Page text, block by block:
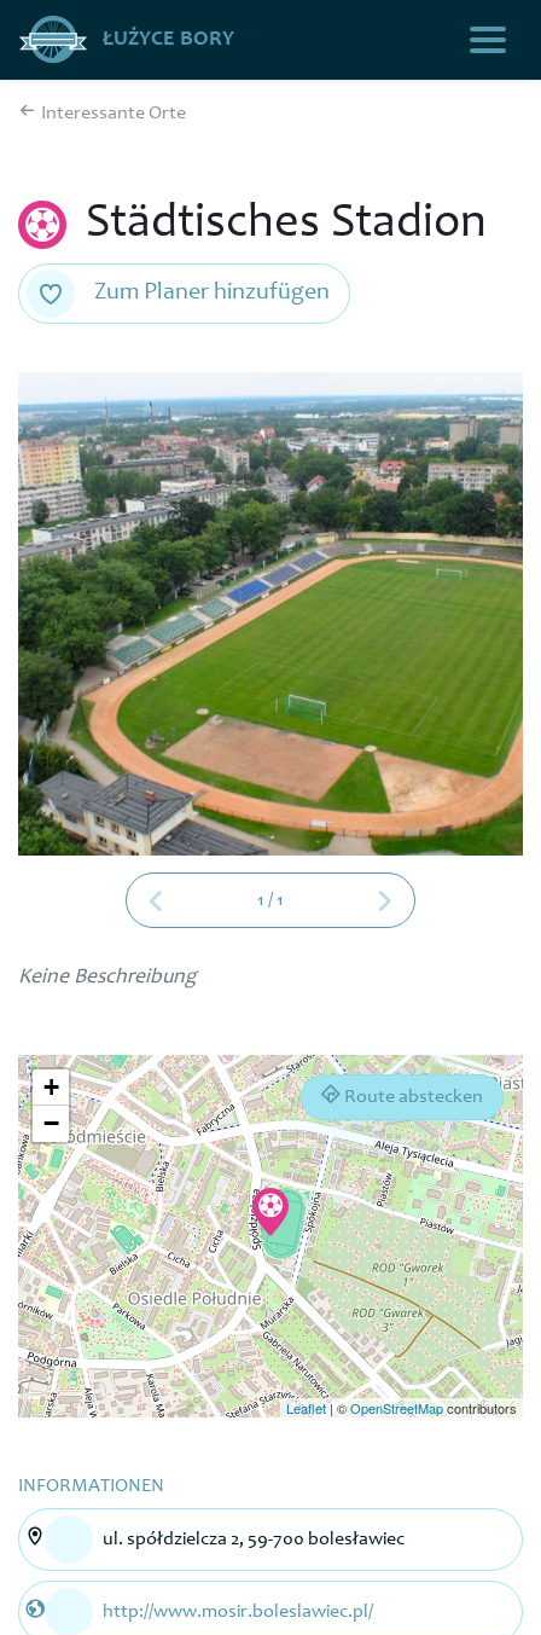
ŁUŻYCE BORY
Interessante Orte
Städtisches Stadion
Zum Planer hinzufügen
1 /1
Keine Beschreibung
Route abstecken
+
−
Leaflet|©OpenStreetMapcontributors
INFORMATIONEN
ul. spółdzielcza 2, 59-700 bolesławiec
http://www.mosir.boleslawiec.pl/